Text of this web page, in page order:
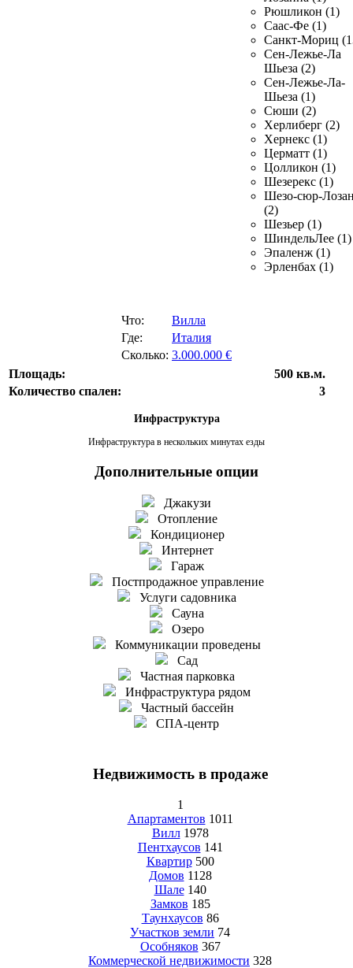
Рюшликон (1)
Саас-Фе (1)
Санкт-Мориц
Сен-Лежье-Ла
Шьеза (2)
Сен-Лежье-Ла-
Шьеза (1)
Сюши (2)
Херлиберг (2)
Хернекс (1)
Церматт (1)
Цолликон (1)
Шезерекс (1)
Шезо-сюр-
(2)
Шезьер (1)
ШиндельЛее (1)
Эпаленж (1)
Эрленбах (1)
Что:
Вилла
Где:
Италия
Сколько: 3.000.000 €
Площадь:
500 кв.м.
Количество спален:
3
Инфраструктура
Инфраструктура в нескольких минутах езды
Дополнительные опции
Джакузи
Отопление
Кондиционер
Интернет
Гараж
Постпродажное управление
Услуги садовника
Сауна
Озеро
Коммуникации проведены
Сад
Частная парковка
Инфраструктура рядом
Частный бассейн
СПА-центр
Недвижимость в продаже
1
Апартаментов 1011
Вилл 1978
Пентхаусов 141
Квартир 500
Домов 1128
Шале 140
Замков 185
Таунхаусов 86
Участков земли 74
Особняков 367
Коммерческой недвижимости 328